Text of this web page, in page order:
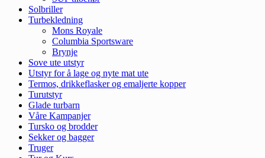
Solbriller
Turbekledning
Mons Royale
Columbia Sportsware
Brynje
Sove ute utstyr
Utstyr for å lage og nyte mat ute
Termos, drikkeflasker og emaljerte kopper
Turutstyr
Glade turbarn
Våre Kampanjer
Tursko og brodder
Sekker og bagger
Truger